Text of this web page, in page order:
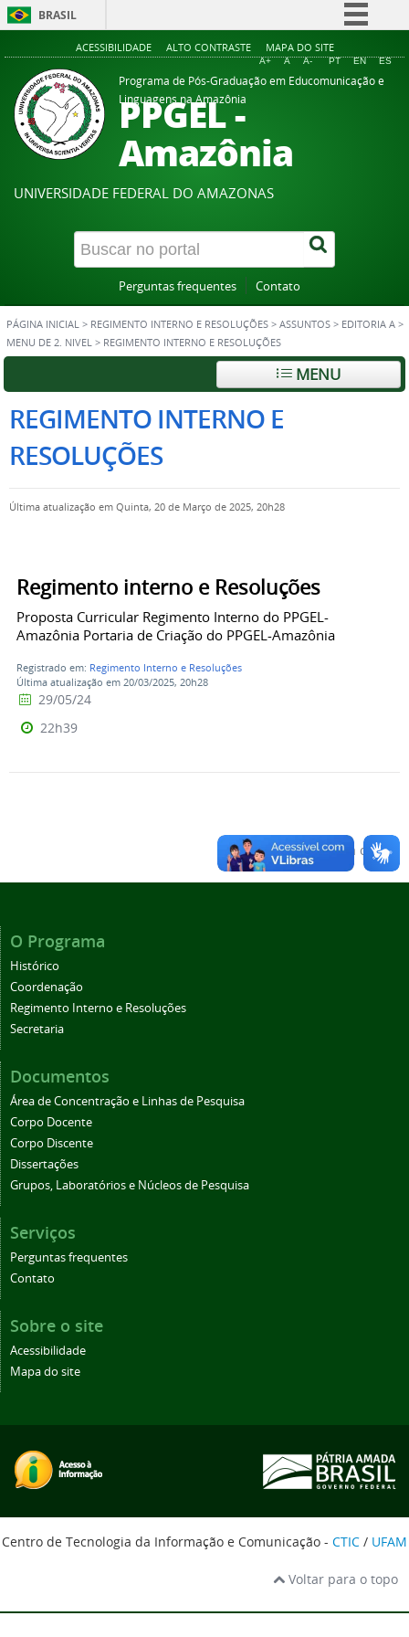
BRASIL
Simplifique!
Comunica BR
Legislação
Canais
ACESSIBILIDADE ALTO CONTRASTE MAPA DO SITE
A+ A A- PT EN ES
Programa de Pós-Graduação em Educomunicação e
Linguagens na Amazônia
PPGEL -
Amazônia
UNIVERSIDADE FEDERAL DO AMAZONAS
Perguntas frequentes Contato
PÁGINA INICIAL > REGIMENTO INTERNO E RESOLUÇÕES > ASSUNTOS > EDITORIA A >
MENU DE 2. NIVEL > REGIMENTO INTERNO E RESOLUÇÕES
MENU
REGIMENTO INTERNO E
RESOLUÇÕES
Última atualização em Quinta, 20 de Março de 2025, 20h28
Regimento interno e Resoluções
Proposta Curricular Regimento Interno do PPGEL-
Amazônia Portaria de Criação do PPGEL-Amazônia
Registrado em: Regimento Interno e Resoluções
Última atualização em 20/03/2025, 20h28
29/05/24
22h39
Voltar para o topo
O Programa
Histórico
Coordenação
Regimento Interno e Resoluções
Secretaria
Documentos
Área de Concentração e Linhas de Pesquisa
Corpo Docente
Corpo Discente
Dissertações
Grupos, Laboratórios e Núcleos de Pesquisa
Serviços
Perguntas frequentes
Contato
Sobre o site
Acessibilidade
Mapa do site
Centro de Tecnologia da Informação e Comunicação - CTIC / UFAM
Voltar para o topo